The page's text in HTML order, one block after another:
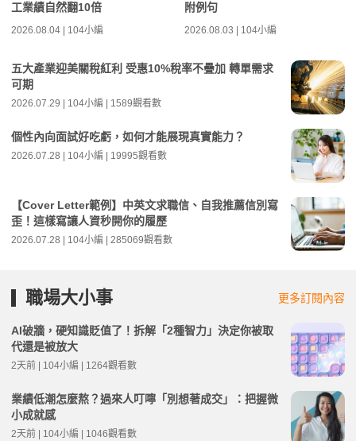
工業績自然翻10倍
2026.08.04 | 104小編
附例句
2026.08.03 | 104小編
五大產業迎美關稅紅利 受惠10%稅率不疊加 轉單需求
可期
2026.07.29 | 104小編 | 1589觀看數
個性內向面試好吃虧，如何才能展現真實能力？
2026.07.28 | 104小編 | 19995觀看數
【Cover Letter範例】中英文求職信、自我推薦信別寫
歪！這樣寫讓人資秒開你的履歷
2026.07.28 | 104小編 | 285069觀看數
職場大小事 更多訂閱內容
AI破牆，硬知識貶值了！拆解「2種智力」決定你被取
代還是被放大
2天前 | 104小編 | 1264觀看數
業績低潮怎麼熬？過來人叮嚀「別想著成交」：把握微
小成就感
2天前 | 104小編 | 1046觀看數